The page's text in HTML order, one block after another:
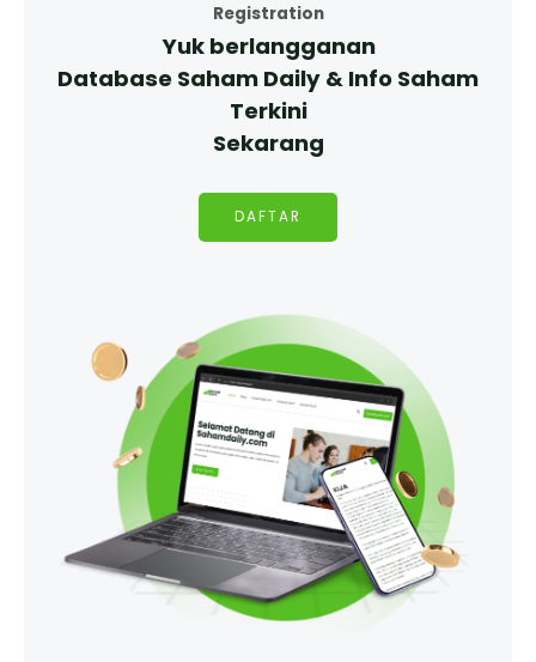
Registration
Yuk berlangganan
Database Saham Daily & Info Saham
Terkini
Sekarang
DAFTAR